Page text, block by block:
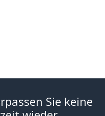
Sie keine